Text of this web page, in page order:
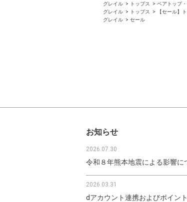
グレイル トップス
ベアトップ
グレイル
トップス
【セール】
グレイル
セール
お知らせ
2026.07.30
令和８年熊本地震による影響に
2026.03.31
dアカウント連携およびポイン